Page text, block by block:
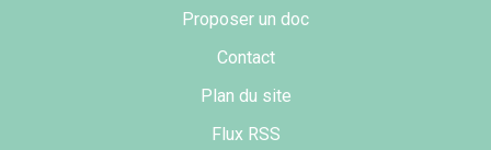
Proposer un doc
Contact
Plan du site
Flux RSS